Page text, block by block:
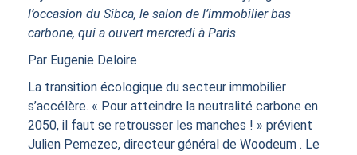
l’occasion du Sibca, le salon de l’immobilier bas
carbone, qui a ouvert mercredi à Paris.
Par Eugenie Deloire
La transition écologique du secteur immobilier
s’accélère. « Pour atteindre la neutralité carbone en
2050, il faut se retrousser les manches ! » prévient
Julien Pemezec, directeur général de Woodeum . Le